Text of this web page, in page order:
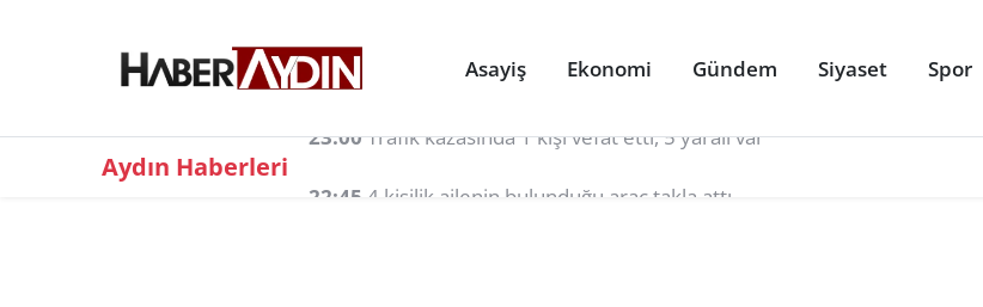
Asayiş Ekonomi Gündem Siyaset Spor
Aydın Haberleri